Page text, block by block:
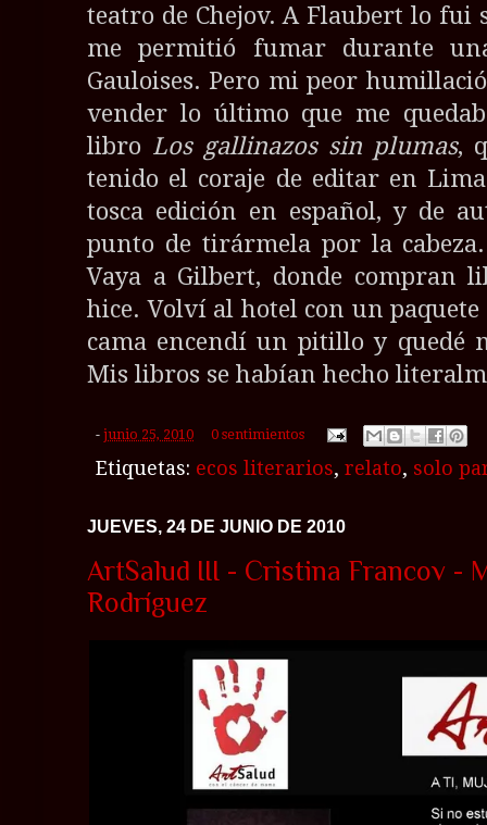
teatro de Chejov. A Flaubert lo fui
me permitió fumar durante
Gauloises. Pero mi peor
vender lo último que me
libro Los gallinazos sin plumas,
tenido el coraje de editar en
tosca edición en español, y de
punto de tirármela por la
Vaya a Gilbert, donde compran
hice. Volví al hotel con un paquete
cama encendí un pitillo y quedé
Mis libros se habían hecho
- junio 25, 2010 0 sentimientos
Etiquetas: ecos literarios, relato, solo
JUEVES, 24 DE JUNIO DE 2010
ArtSalud III - Cristina Francov -
Rodríguez